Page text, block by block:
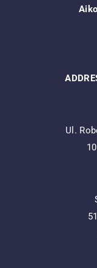
Ul.